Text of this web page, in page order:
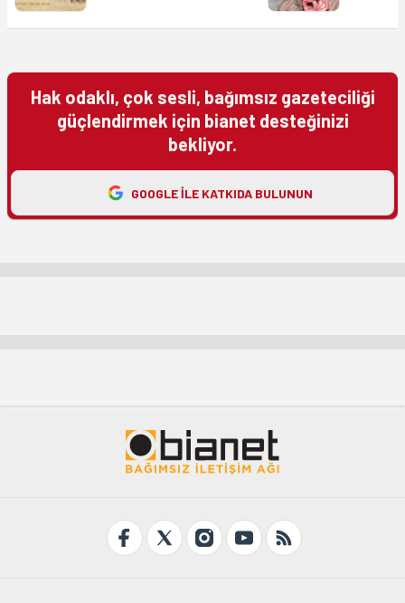
Hak odaklı, çok sesli, bağımsız gazeteciliği
güçlendirmek için bianet desteğinizi
bekliyor.
GOOGLE ILE KATKIDA BULUNUN